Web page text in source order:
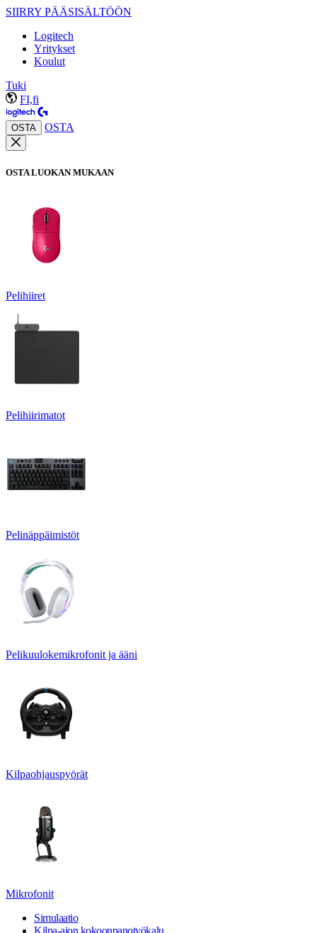
SIIRRY PÄÄSISÄLTÖÖN
Logitech
Yritykset
Koulut
Tuki
FI,fi
OSTA OSTA
OSTA LUOKAN MUKAAN
Pelihiiret
Pelihiirimatot
Pelinäppäimistöt
Pelikuulokemikrofonit ja ääni
Kilpaohjauspyörät
Mikrofonit
Simulaatio
Kilpa-ajon kokoonpanotyökalu